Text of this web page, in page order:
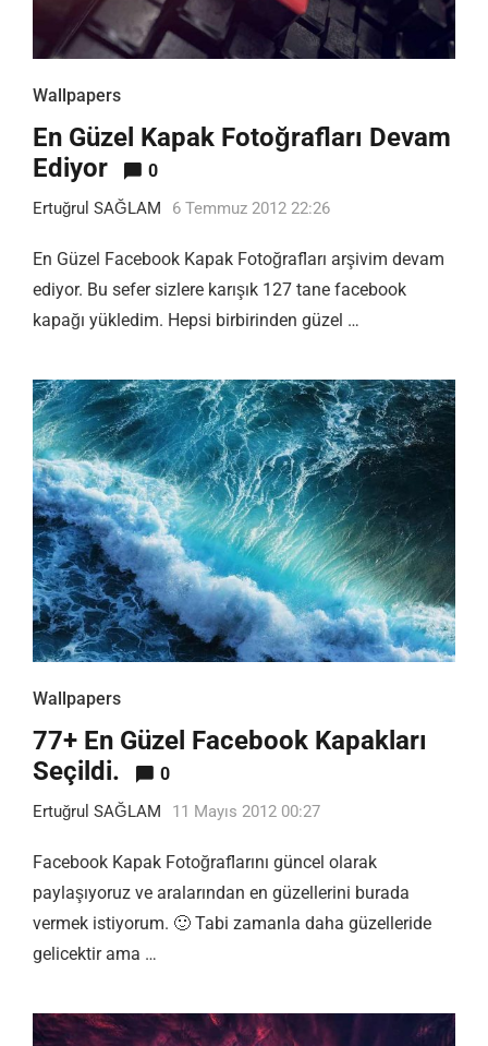
Wallpapers
En Güzel Kapak Fotoğrafları Devam
Ediyor
0
Ertuğrul SAĞLAM 6 Temmuz 2012 22:26
En Güzel Facebook Kapak Fotoğrafları arşivim devam
ediyor. Bu sefer sizlere karışık 127 tane facebook
kapağı yükledim. Hepsi birbirinden güzel …
Wallpapers
77+ En Güzel Facebook Kapakları
Seçildi.
0
Ertuğrul SAĞLAM 11 Mayıs 2012 00:27
Facebook Kapak Fotoğraflarını güncel olarak
paylaşıyoruz ve aralarından en güzellerini burada
vermek istiyorum. 🙂 Tabi zamanla daha güzelleride
gelicektir ama …